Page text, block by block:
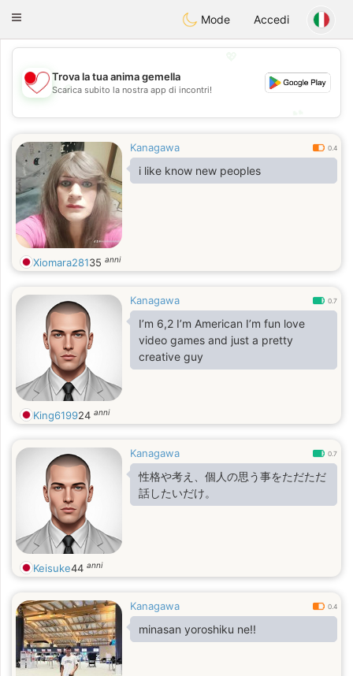
日本Chat
Toggle
Mode Accedi
💖
💕
Trova la tua anima gemella
Scarica subito la nostra app di incontri!
Kanagawa 0.4
i like know new peoples
Xiomara28135 anni
Kanagawa 0.7
I’m 6,2 I’m American I’m fun love
video games and just a pretty
creative guy
King619924 anni
Kanagawa 0.7
性格や考え、個人の思う事をただただ
話したいだけ。
Keisuke44 anni
Kanagawa 0.4
minasan yoroshiku ne!!